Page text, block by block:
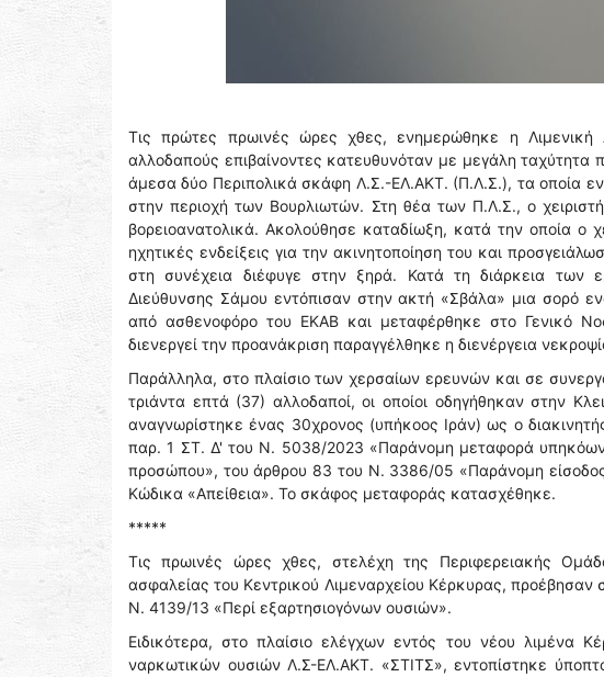
Τις πρώτες πρωινές ώρες χθες, ενημερώθηκε η
αλλοδαπούς επιβαίνοντες κατευθυνόταν με μεγάλη ταχύτητα
άμεσα δύο Περιπολικά σκάφη Λ.Σ.-ΕΛ.ΑΚΤ. (Π.Λ.Σ.), τα οποία
στην περιοχή των Βουρλιωτών. Στη θέα των Π.Λ.Σ., ο
βορειοανατολικά. Ακολούθησε καταδίωξη, κατά την οποία ο
ηχητικές ενδείξεις για την ακινητοποίηση του και
στη συνέχεια διέφυγε στην ξηρά. Κατά τη διάρκεια των
Διεύθυνσης Σάμου εντόπισαν στην ακτή «Σβάλα» μια σορό
από ασθενοφόρο του ΕΚΑΒ και μεταφέρθηκε στο Γενικό
διενεργεί την προανάκριση παραγγέλθηκε η διενέργεια
Παράλληλα, στο πλαίσιο των χερσαίων ερευνών και σε
τριάντα επτά (37) αλλοδαποί, οι οποίοι οδηγήθηκαν στην
αναγνωρίστηκε ένας 30χρονος (υπήκοος Ιράν) ως ο
παρ. 1 ΣΤ. Δ' του Ν. 5038/2023 «Παράνομη μεταφορά
προσώπου», του άρθρου 83 του Ν. 3386/05 «Παράνομη
Κώδικα «Απείθεια». Το σκάφος μεταφοράς κατασχέθηκε.
*****
Τις πρωινές ώρες χθες, στελέχη της Περιφερειακής
ασφαλείας του Κεντρικού Λιμεναρχείου Κέρκυρας,
Ν. 4139/13 «Περί εξαρτησιογόνων ουσιών».
Ειδικότερα, στο πλαίσιο ελέγχων εντός του νέου λιμένα
ναρκωτικών ουσιών Λ.Σ-ΕΛ.ΑΚΤ. «ΣΤΙΤΣ», εντοπίστηκε